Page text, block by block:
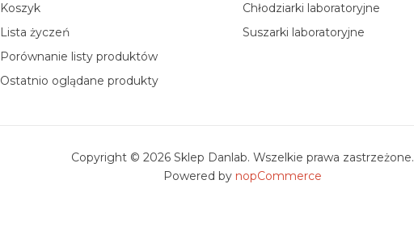
Koszyk
Lista życzeń
Porównanie listy produktów
Ostatnio oglądane produkty
Chłodziarki laboratoryjne
Suszarki laboratoryjne
Copyright © 2026 Sklep Danlab. Wszelkie prawa zastrzeżone.
Powered by nopCommerce